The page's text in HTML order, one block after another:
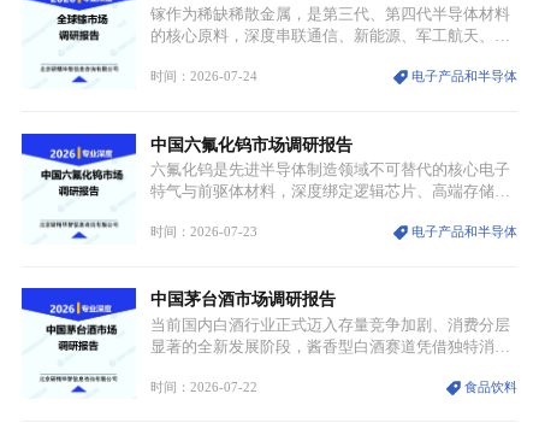
创设计能力提升，进一步夯实产业发展根基，吸引传
统服饰品牌、文旅企业等跨界入局，市场活力持续释
镓作为稀缺稀散金属，是第三代、第四代半导体材料
的核心原料，深度串联通信、新能源、军工航天、光
与大国科技博弈的关键战略资源。镓并非传统大宗金
领域渗透”的战略体系，成为全球科技产业运转的刚
需资源。
时间：2026-07-24 电子产品和半导体
中国六氟化钨市场调研报告
六氟化钨是先进半导体制造领域不可替代的核心电子
特气与前驱体材料，深度绑定逻辑芯片、高端存储芯
沉积（CVD）、原子层沉积（ALD）工艺专用前驱体
密制造流程。
时间：2026-07-23 电子产品和半导体
中国茅台酒市场调研报告
当前国内白酒行业正式迈入存量竞争加剧、消费分层
显著的全新发展阶段，酱香型白酒赛道凭借独特消费
道。贵州茅台凭借独一无二的核心产区壁垒、刚性产
时间：2026-07-22 食品饮料